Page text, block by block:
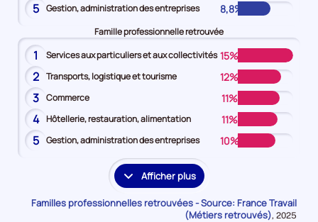
5 Gestion, administration des entreprises 8,8%
Famille professionnelle retrouvée
1 Services aux particuliers et aux collectivités 15%
2 Transports, logistique et tourisme 12%
3 Commerce 11%
4 Hôtellerie, restauration, alimentation 11%
5 Gestion, administration des entreprises 10%
Afficher plus
les
familles
professionnelles
Familles professionnelles retrouvées - Source: France Travail
(Métiers retrouvés), Données
2025